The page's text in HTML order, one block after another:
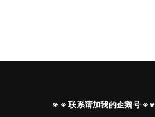
※ ※ 联系请加我的企鹅号 ※※